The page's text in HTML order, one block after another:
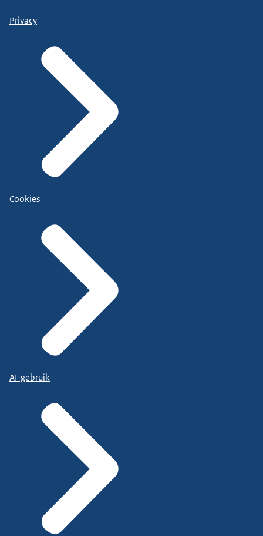
Privacy
Cookies
AI-gebruik